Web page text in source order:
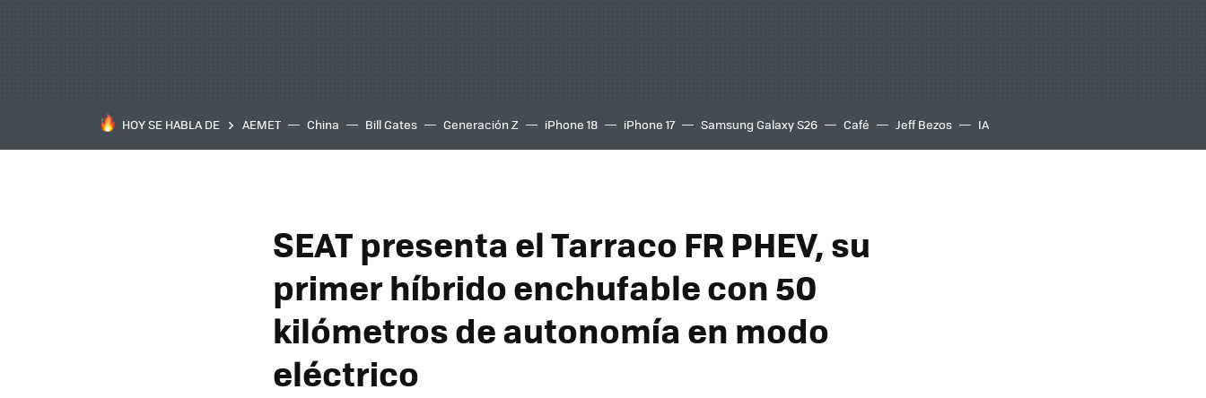
HOY SE HABLA DE AEMET China Bill Gates Generación Z iPhone 18 iPhone 17 Samsung Galaxy S26 Café Jeff Bezos IA
SEAT presenta el Tarraco FR PHEV, su
primer híbrido enchufable con 50
kilómetros de autonomía en modo
eléctrico